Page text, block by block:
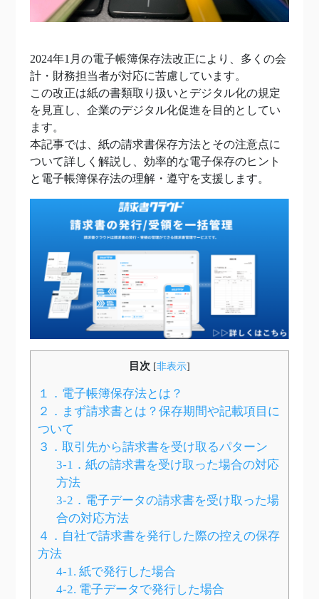
2024年1月の電子帳簿保存法改正により、多くの会
計・財務担当者が対応に苦慮しています。
この改正は紙の書類取り扱いとデジタル化の規定
を見直し、企業のデジタル化促進を目的としてい
ます。
本記事では、紙の請求書保存方法とその注意点に
ついて詳しく解説し、効率的な電子保存のヒント
と電子帳簿保存法の理解・遵守を支援します。
目次 [非表示]
１．電子帳簿保存法とは？
２．まず請求書とは？保存期間や記載項目に
ついて
３．取引先から請求書を受け取るパターン
3-1．紙の請求書を受け取った場合の対応
方法
3-2．電子データの請求書を受け取った場
合の対応方法
４．自社で請求書を発行した際の控えの保存
方法
4-1. 紙で発行した場合
4-2. 電子データで発行した場合